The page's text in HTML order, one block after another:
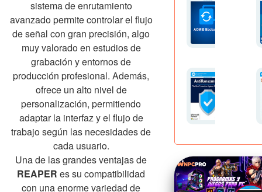
sistema de enrutamiento
avanzado permite controlar el flujo
de señal con gran precisión, algo
muy valorado en estudios de
grabación y entornos de
producción profesional. Además,
ofrece un alto nivel de
personalización, permitiendo
adaptar la interfaz y el flujo de
trabajo según las necesidades de
cada usuario.
Una de las grandes ventajas de
REAPER es su compatibilidad
con una enorme variedad de